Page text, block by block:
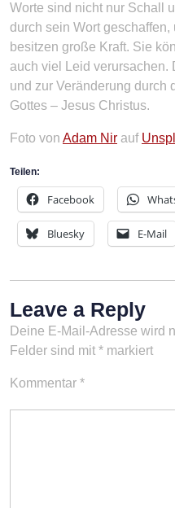
Worte sind nicht nur Schall
durch sein Wort
besitzen große Kraft. Sie
auch viel Leid verursachen.
und zur Veränderung durch
Gottes – Jesus Christus.
Foto von Adam Nir auf
Teilen:
Facebook
Bluesky E-Mail
Leave a Reply
Deine E-Mail-Adresse wird
Felder sind mit * markiert
Kommentar *